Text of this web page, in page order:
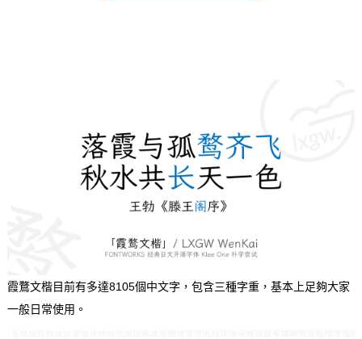
霞鶩文楷目前有多達8105個中文字，包含三種字重，基本上足夠大家
一般日常使用。